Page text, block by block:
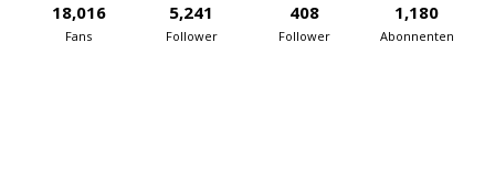
18,016
Fans
5,241
Follower
408
Follower
1,180
Abonnenten